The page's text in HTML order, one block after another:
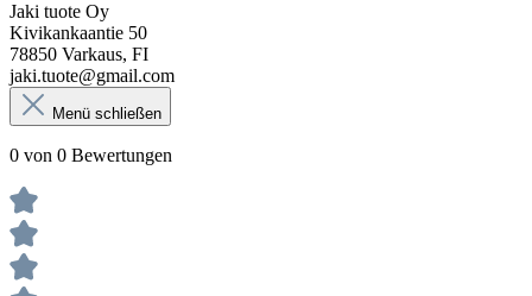
Jaki tuote Oy
Kivikankaantie 50
78850 Varkaus, FI
jaki.tuote@gmail.com
Menü schließen
0 von 0 Bewertungen